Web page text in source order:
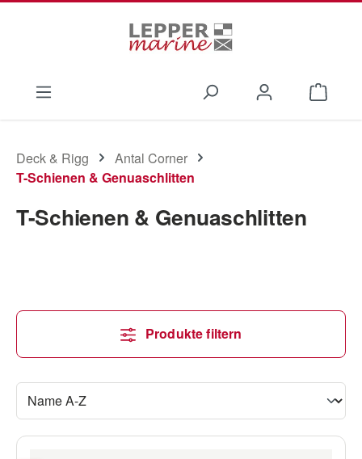
Deck & Rigg
Antal Corner
T-Schienen & Genuaschlitten
T-Schienen & Genuaschlitten
Produkte filtern